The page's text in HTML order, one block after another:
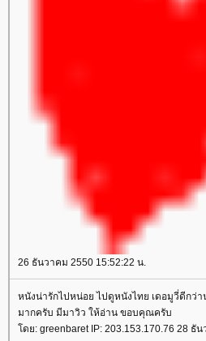
26 ธันวาคม 2550 15:52:22 น.
หนังน่ารักไปหน่อย ไปดูหนังไทย เดอมูวี่ดีกว่
มากครับ มีมาวิว ให้อ่าน ขอบคุณครับ
ดย: greenbaret IP: 203.153.170.76 28 ธั